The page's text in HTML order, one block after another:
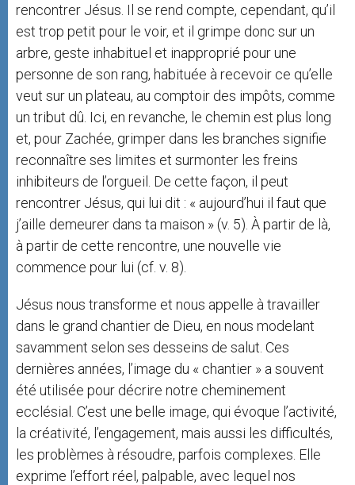
rencontrer Jésus. Il se rend compte, cependant, qu’il
est trop petit pour le voir, et il grimpe donc sur un
arbre, geste inhabituel et inapproprié pour une
personne de son rang, habituée à recevoir ce qu’elle
veut sur un plateau, au comptoir des impôts, comme
un tribut dû. Ici, en revanche, le chemin est plus long
et, pour Zachée, grimper dans les branches signifie
reconnaître ses limites et surmonter les freins
inhibiteurs de l’orgueil. De cette façon, il peut
rencontrer Jésus, qui lui dit : « aujourd’hui il faut que
j’aille demeurer dans ta maison » (v. 5). À partir de là,
à partir de cette rencontre, une nouvelle vie
commence pour lui (cf. v. 8).
Jésus nous transforme et nous appelle à travailler
dans le grand chantier de Dieu, en nous modelant
savamment selon ses desseins de salut. Ces
dernières années, l’image du « chantier » a souvent
été utilisée pour décrire notre cheminement
ecclésial. C’est une belle image, qui évoque l’activité,
la créativité, l’engagement, mais aussi les difficultés,
les problèmes à résoudre, parfois complexes. Elle
exprime l’effort réel, palpable, avec lequel nos